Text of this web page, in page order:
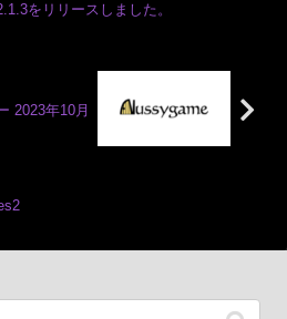
をリリースしました。
2023年10月